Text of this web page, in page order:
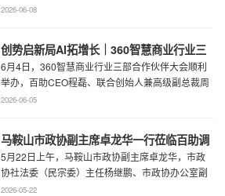
召开。...
2026-06-08
创势启新局AI拓增长｜360智慧商业行业三
部合作伙伴大会圆满召开
6月4日，360智慧商业行业三部合作伙伴大会顺利
举办，百助CEO程磊、联合创始人兼高级副总裁周
慧受邀参会，与360集团副总裁黄剑及行业各合作
2026-06-05
马鞍山市政协副主席卓龙华一行莅临百助调
研指导工作
5月22日上午，马鞍山市政协副主席卓龙华，市政
协社法委（民宗委）主任杨继鹏、市政协办公室副
主任何慧、市政协专委会综合五科副科长 ...
2026-05-22